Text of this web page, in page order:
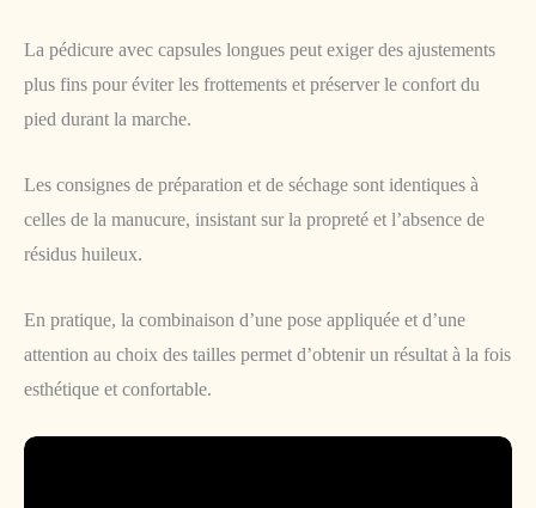
La pédicure avec capsules longues peut exiger des ajustements
plus fins pour éviter les frottements et préserver le confort du
pied durant la marche.
Les consignes de préparation et de séchage sont identiques à
celles de la manucure, insistant sur la propreté et l’absence de
résidus huileux.
En pratique, la combinaison d’une pose appliquée et d’une
attention au choix des tailles permet d’obtenir un résultat à la fois
esthétique et confortable.